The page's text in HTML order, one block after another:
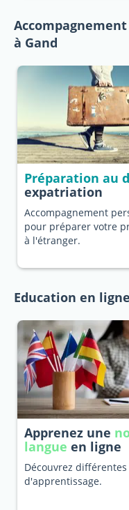
à Gand
Préparation au
expatriation
Accompagnement
pour préparer votre
à l'étranger.
Education en
Apprenez une
langue en ligne
Découvrez
d'apprentissage.